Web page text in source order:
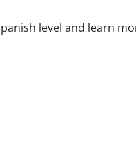
level and learn